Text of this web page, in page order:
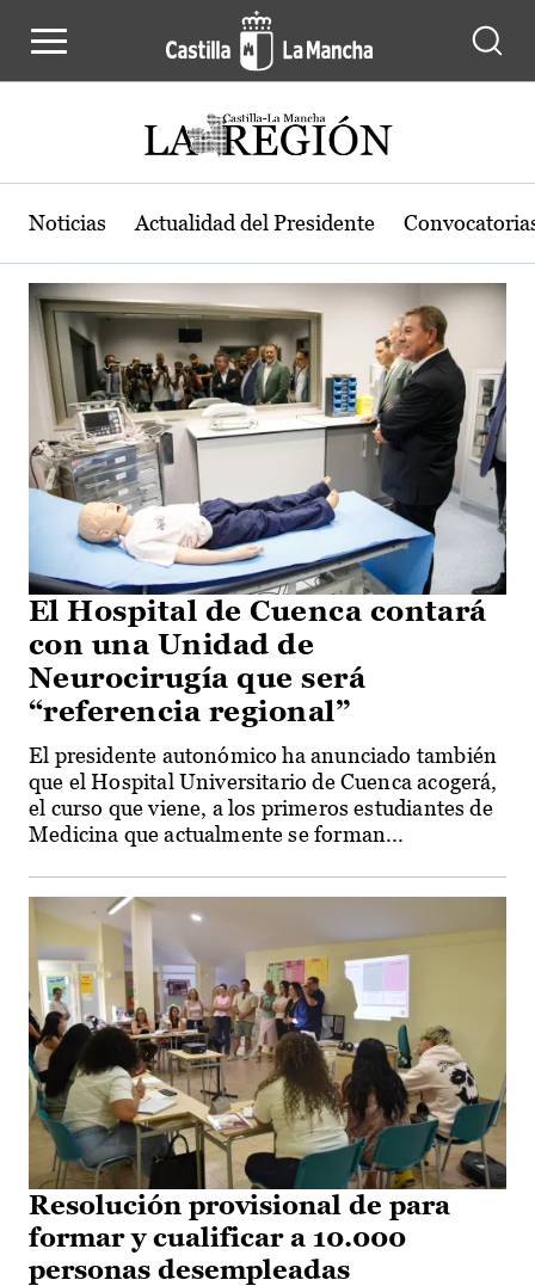
Actualidad de la región de Castilla-
Noticias Actualidad del Presidente
El Hospital de Cuenca contará
con una Unidad de
Neurocirugía que será
“referencia regional”
El presidente autonómico ha anunciado también
que el Hospital Universitario de Cuenca acogerá,
el curso que viene, a los primeros estudiantes de
Medicina que actualmente se forman...
Resolución provisional de para
formar y cualificar a 10.000
personas desempleadas